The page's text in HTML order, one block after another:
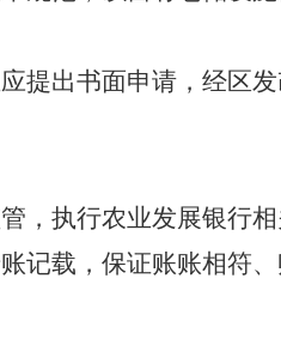
提出书面申请，经区发
，执行农业发展银行相
记载，保证账账相符